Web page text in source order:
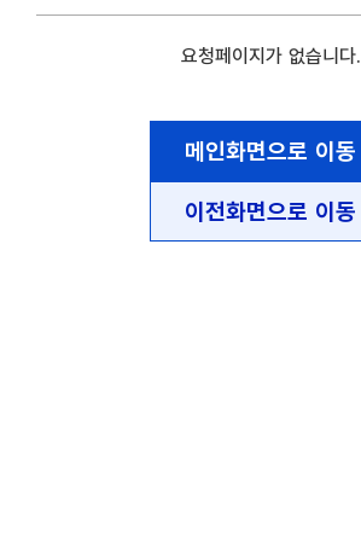
요청페이지가 없습니다.
메인화면으로 이동
이전화면으로 이동